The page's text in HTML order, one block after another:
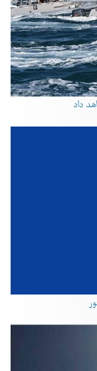
داد